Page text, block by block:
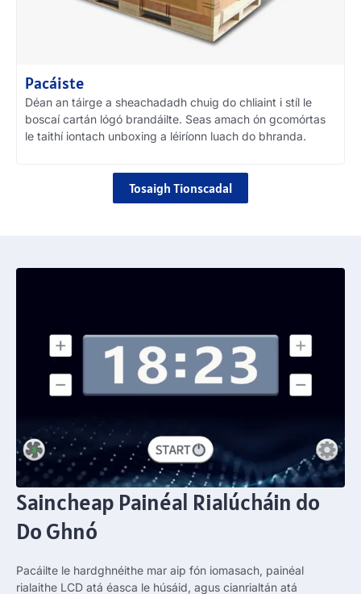
Pacáiste
Déan an táirge a sheachadadh chuig do chliaint i stíl le
boscaí cartán lógó brandáilte. Seas amach ón gcomórtas
le taithí iontach unboxing a léiríonn luach do bhranda.
Tosaigh Tionscadal
Saincheap Painéal Rialúcháin do
Do Ghnó
Pacáilte le hardghnéithe mar aip fón iomasach, painéal
rialaithe LCD atá éasca le húsáid, agus cianrialtán atá